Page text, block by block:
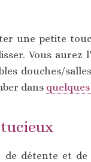
une petite
Vous aurez
douches/
dans
détente et